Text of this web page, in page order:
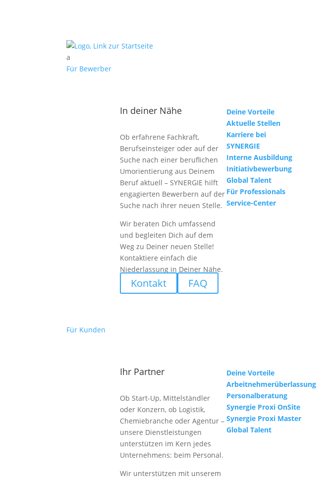
a
Für Bewerber
In deiner Nähe
Ob erfahrene Fachkraft,
Berufseinsteiger oder auf der
Suche nach einer beruflichen
Umorientierung aus Deinem
Beruf aktuell – SYNERGIE hilft
engagierten Bewerbern auf der
Suche nach ihrer neuen Stelle.
Wir beraten Dich umfassend
und begleiten Dich auf dem
Weg zu Deiner neuen Stelle!
Kontaktiere einfach die
Niederlassung in Deiner Nähe.
Kontakt FAQ
Deine Vorteile
Aktuelle Stellen
Karriere bei
SYNERGIE
Interne Ausbildung
Initiativbewerbung
Global Talent
Für Professionals
Service-Center
Für Kunden
Ihr Partner
Ob Start-Up, Mittelständler
oder Konzern, ob Logistik,
Chemiebranche oder Agentur –
unsere Dienstleistungen
unterstützen im Kern jedes
Unternehmens: beim Personal.
Wir unterstützen mit unserem
Deine Vorteile
Arbeitnehmerüberlassung
Personalberatung
Synergie Proxi OnSite
Synergie Proxi Master
Global Talent